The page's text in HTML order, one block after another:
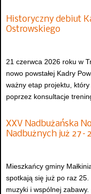
Historyczny debiut
Ostrowskiego
21 czerwca 2026 roku w
nowo powstałej Kadry
ważny etap projektu,
poprzez konsultacje
XXV Nadbużańska
Nadbużnych już
Mieszkańcy gminy
spotkają się już po raz 25.
muzyki i wspólnej